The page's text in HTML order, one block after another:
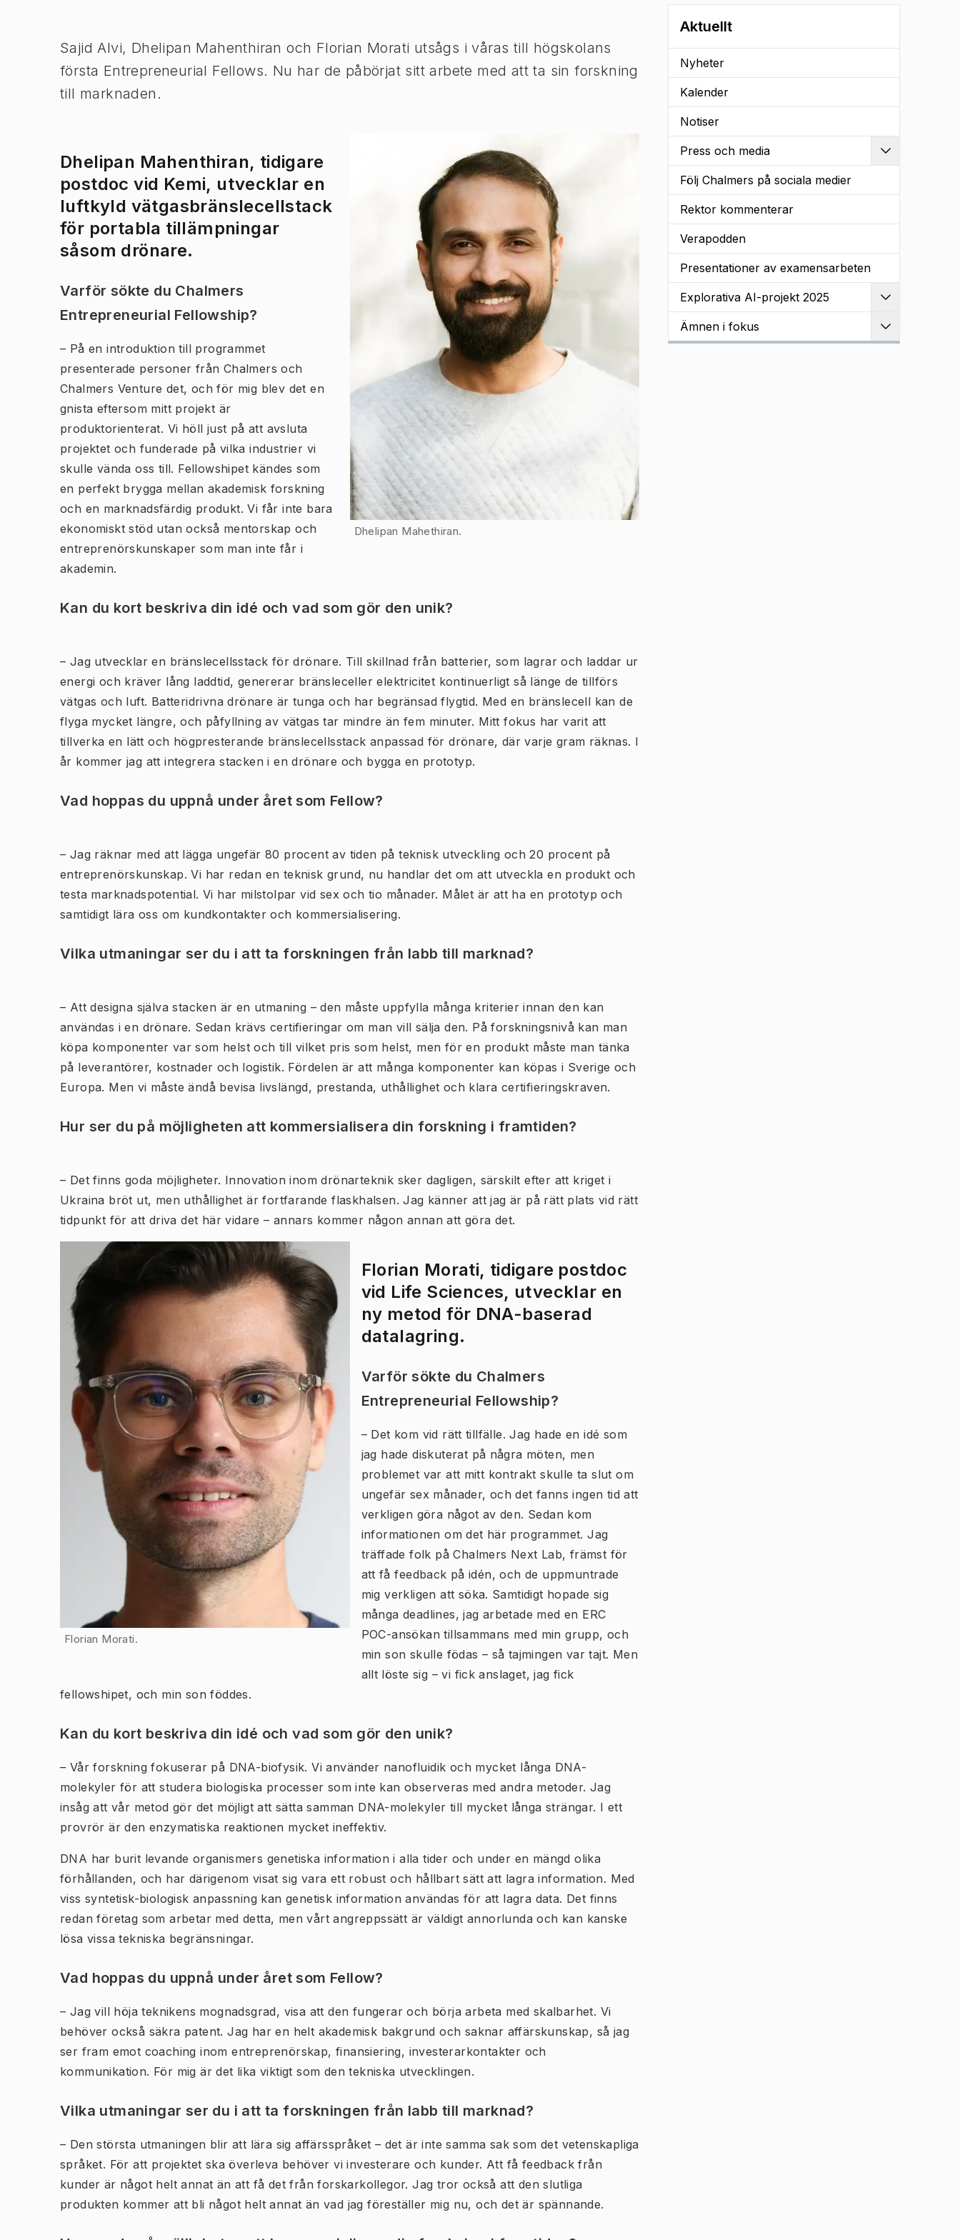
Sajid Alvi, Dhelipan Mahenthiran och Florian Morati utsågs i våras till högskolans
första Entrepreneurial Fellows. Nu har de påbörjat sitt arbete med att ta sin forskning
till marknaden.
Dhelipan Mahethiran.
Dhelipan Mahenthiran, tidigare
postdoc vid Kemi, utvecklar en
luftkyld vätgasbränslecellstack
för portabla tillämpningar
såsom drönare.
Varför sökte du Chalmers
Entrepreneurial Fellowship?
– På en introduktion till programmet
presenterade personer från Chalmers och
Chalmers Venture det, och för mig blev det en
gnista eftersom mitt projekt är
produktorienterat. Vi höll just på att avsluta
projektet och funderade på vilka industrier vi
skulle vända oss till. Fellowshipet kändes som
en perfekt brygga mellan akademisk forskning
och en marknadsfärdig produkt. Vi får inte bara
ekonomiskt stöd utan också mentorskap och
entreprenörskunskaper som man inte får i
akademin.
Kan du kort beskriva din idé och vad som gör den unik?
– Jag utvecklar en bränslecellsstack för drönare. Till skillnad från batterier, som lagrar och laddar ur
energi och kräver lång laddtid, genererar bränsleceller elektricitet kontinuerligt så länge de tillförs
vätgas och luft. Batteridrivna drönare är tunga och har begränsad flygtid. Med en bränslecell kan de
flyga mycket längre, och påfyllning av vätgas tar mindre än fem minuter. Mitt fokus har varit att
tillverka en lätt och högpresterande bränslecellsstack anpassad för drönare, där varje gram räknas. I
år kommer jag att integrera stacken i en drönare och bygga en prototyp.
Vad hoppas du uppnå under året som Fellow?
– Jag räknar med att lägga ungefär 80 procent av tiden på teknisk utveckling och 20 procent på
entreprenörskunskap. Vi har redan en teknisk grund, nu handlar det om att utveckla en produkt och
testa marknadspotential. Vi har milstolpar vid sex och tio månader. Målet är att ha en prototyp och
samtidigt lära oss om kundkontakter och kommersialisering.
Vilka utmaningar ser du i att ta forskningen från labb till marknad?
– Att designa själva stacken är en utmaning – den måste uppfylla många kriterier innan den kan
användas i en drönare. Sedan krävs certifieringar om man vill sälja den. På forskningsnivå kan man
köpa komponenter var som helst och till vilket pris som helst, men för en produkt måste man tänka
på leverantörer, kostnader och logistik. Fördelen är att många komponenter kan köpas i Sverige och
Europa. Men vi måste ändå bevisa livslängd, prestanda, uthållighet och klara certifieringskraven.
Hur ser du på möjligheten att kommersialisera din forskning i framtiden?
– Det finns goda möjligheter. Innovation inom drönarteknik sker dagligen, särskilt efter att kriget i
Ukraina bröt ut, men uthållighet är fortfarande flaskhalsen. Jag känner att jag är på rätt plats vid rätt
tidpunkt för att driva det här vidare – annars kommer någon annan att göra det.
Florian Morati.
Florian Morati, tidigare postdoc
vid Life Sciences, utvecklar en
ny metod för DNA-baserad
datalagring.
Varför sökte du Chalmers
Entrepreneurial Fellowship?
– Det kom vid rätt tillfälle. Jag hade en idé som
jag hade diskuterat på några möten, men
problemet var att mitt kontrakt skulle ta slut om
ungefär sex månader, och det fanns ingen tid att
verkligen göra något av den. Sedan kom
informationen om det här programmet. Jag
träffade folk på Chalmers Next Lab, främst för
att få feedback på idén, och de uppmuntrade
mig verkligen att söka. Samtidigt hopade sig
många deadlines, jag arbetade med en ERC
POC-ansökan tillsammans med min grupp, och
min son skulle födas – så tajmingen var tajt. Men
allt löste sig – vi fick anslaget, jag fick
fellowshipet, och min son föddes.
Kan du kort beskriva din idé och vad som gör den unik?
– Vår forskning fokuserar på DNA-biofysik. Vi använder nanofluidik och mycket långa DNA-
molekyler för att studera biologiska processer som inte kan observeras med andra metoder. Jag
insåg att vår metod gör det möjligt att sätta samman DNA-molekyler till mycket långa strängar. I ett
provrör är den enzymatiska reaktionen mycket ineffektiv.
DNA har burit levande organismers genetiska information i alla tider och under en mängd olika
förhållanden, och har därigenom visat sig vara ett robust och hållbart sätt att lagra information. Med
viss syntetisk-biologisk anpassning kan genetisk information användas för att lagra data. Det finns
redan företag som arbetar med detta, men vårt angreppssätt är väldigt annorlunda och kan kanske
lösa vissa tekniska begränsningar.
Vad hoppas du uppnå under året som Fellow?
– Jag vill höja teknikens mognadsgrad, visa att den fungerar och börja arbeta med skalbarhet. Vi
behöver också säkra patent. Jag har en helt akademisk bakgrund och saknar affärskunskap, så jag
ser fram emot coaching inom entreprenörskap, finansiering, investerarkontakter och
kommunikation. För mig är det lika viktigt som den tekniska utvecklingen.
Vilka utmaningar ser du i att ta forskningen från labb till marknad?
– Den största utmaningen blir att lära sig affärsspråket – det är inte samma sak som det vetenskapliga
språket. För att projektet ska överleva behöver vi investerare och kunder. Att få feedback från
kunder är något helt annat än att få det från forskarkollegor. Jag tror också att den slutliga
produkten kommer att bli något helt annat än vad jag föreställer mig nu, och det är spännande.
Aktuellt
Nyheter
Kalender
Notiser
Press och media
Följ Chalmers på sociala medier
Rektor kommenterar
Verapodden
Presentationer av examensarbeten
Explorativa AI-projekt 2025
Ämnen i fokus